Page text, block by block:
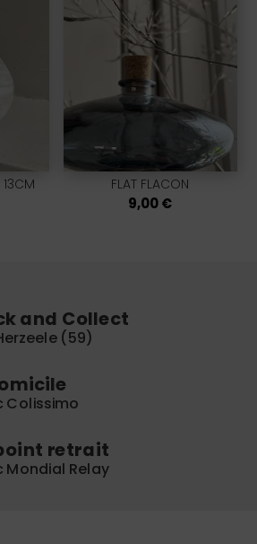
13CM FLAT FLACON
9,00€
and Collect
(59)
Colissimo
retrait
Mondial Relay